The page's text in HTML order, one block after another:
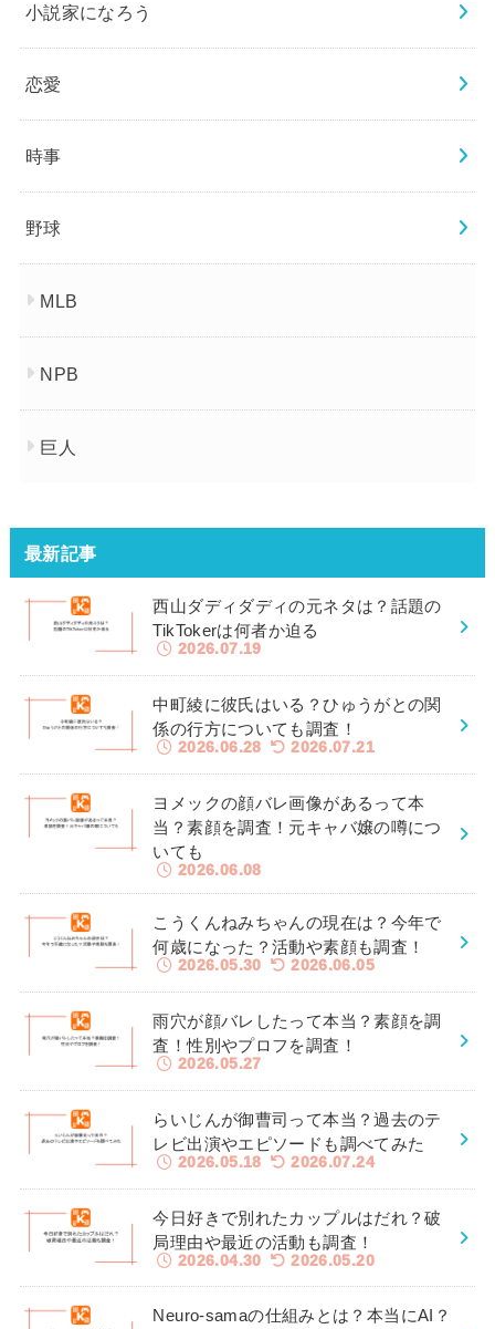
小説家になろう
恋愛
時事
野球
MLB
NPB
巨人
最新記事
西山ダディダディの元ネタは？話題の
TikTokerは何者か迫る
2026.07.19
中町綾に彼氏はいる？ひゅうがとの関
係の行方についても調査！
2026.06.28 2026.07.21
ヨメックの顔バレ画像があるって本
当？素顔を調査！元キャバ嬢の噂につ
いても
2026.06.08
こうくんねみちゃんの現在は？今年で
何歳になった？活動や素顔も調査！
2026.05.30 2026.06.05
雨穴が顔バレしたって本当？素顔を調
査！性別やプロフを調査！
2026.05.27
らいじんが御曹司って本当？過去のテ
レビ出演やエピソードも調べてみた
2026.05.18 2026.07.24
今日好きで別れたカップルはだれ？破
局理由や最近の活動も調査！
2026.04.30 2026.05.20
Neuro-samaの仕組みとは？本当にAI？